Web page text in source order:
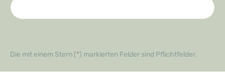
Die mit einem Stern (*) markierten Felder sind Pflichtfelder.